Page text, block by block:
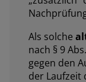
Als solche
nach § 9
gegen den
der Laufzeit